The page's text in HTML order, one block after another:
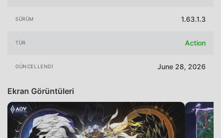
SÜRÜM 1.63.1.3
TÜR Action
GÜNCELLENDI June 28, 2026
Ekran Görüntüleri